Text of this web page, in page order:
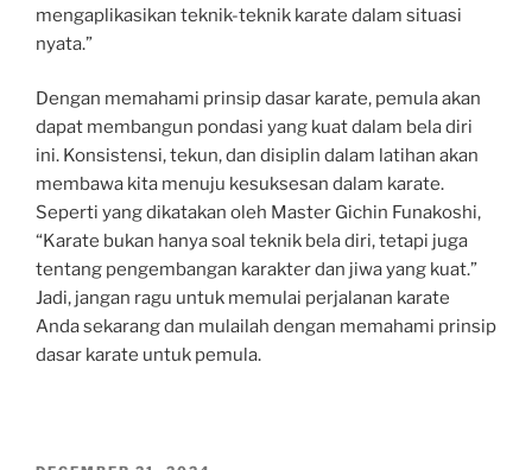
mengaplikasikan teknik-teknik karate dalam situasi
nyata.”
Dengan memahami prinsip dasar karate, pemula akan
dapat membangun pondasi yang kuat dalam bela diri
ini. Konsistensi, tekun, dan disiplin dalam latihan akan
membawa kita menuju kesuksesan dalam karate.
Seperti yang dikatakan oleh Master Gichin Funakoshi,
“Karate bukan hanya soal teknik bela diri, tetapi juga
tentang pengembangan karakter dan jiwa yang kuat.”
Jadi, jangan ragu untuk memulai perjalanan karate
Anda sekarang dan mulailah dengan memahami prinsip
dasar karate untuk pemula.